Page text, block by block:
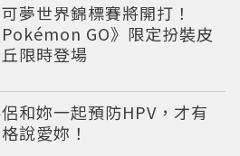
夢世界錦標賽將開打！
Pokémon GO》限定扮裝皮
限時登場
和妳一起預防HPV，才有
說愛妳！